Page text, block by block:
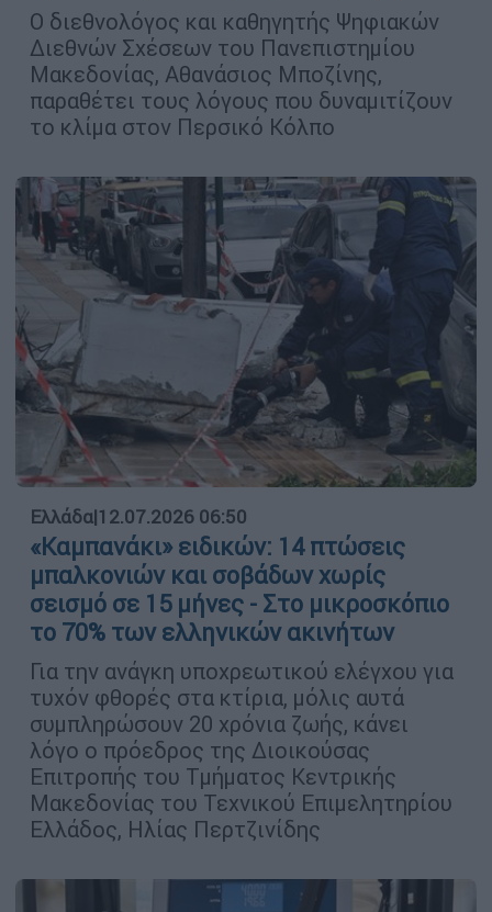
Ο διεθνολόγος και καθηγητής Ψηφιακών
Διεθνών Σχέσεων του Πανεπιστημίου
Μακεδονίας, Αθανάσιος Μποζίνης,
παραθέτει τους λόγους που δυναμιτίζουν
το κλίμα στον Περσικό Κόλπο
Ελλάδα|12.07.2026 06:50
«Καμπανάκι» ειδικών: 14 πτώσεις
μπαλκονιών και σοβάδων χωρίς
σεισμό σε 15 μήνες - Στο μικροσκόπιο
το 70% των ελληνικών ακινήτων
Για την ανάγκη υποχρεωτικού ελέγχου για
τυχόν φθορές στα κτίρια, μόλις αυτά
συμπληρώσουν 20 χρόνια ζωής, κάνει
λόγο ο πρόεδρος της Διοικούσας
Επιτροπής του Τμήματος Κεντρικής
Μακεδονίας του Τεχνικού Επιμελητηρίου
Ελλάδος, Ηλίας Περτζινίδης